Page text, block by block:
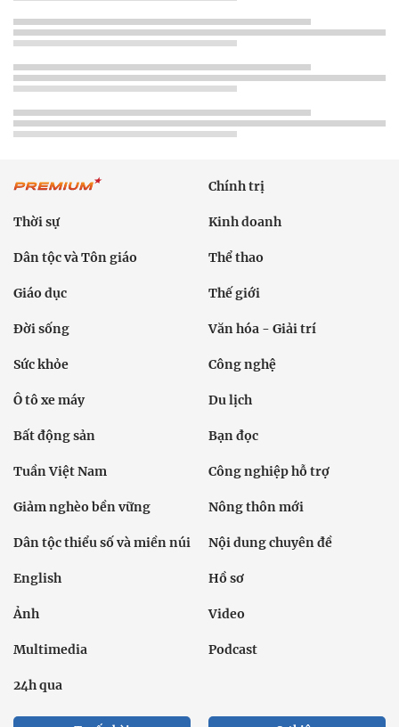
Chính trị
Thời sự Kinh doanh
Dân tộc và Tôn giáo Thể thao
Giáo dục Thế giới
Đời sống Văn hóa - Giải trí
Sức khỏe Công nghệ
Ô tô xe máy Du lịch
Bất động sản Bạn đọc
Tuần Việt Nam Công nghiệp hỗ trợ
Giảm nghèo bền vững Nông thôn mới
Dân tộc thiểu số và miền núi Nội dung chuyên đề
English Hồ sơ
Ảnh Video
Multimedia Podcast
24h qua